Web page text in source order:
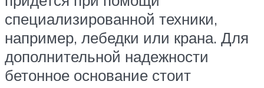
специализированной техники,
например, лебедки или крана. Для
дополнительной надежности
бетонное основание стоит